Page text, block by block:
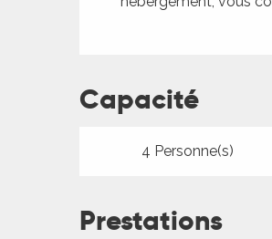
Capacité
4 Personne(s)
Prestations